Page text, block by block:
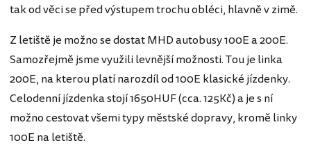
tak od věci se před výstupem trochu obléci, hlavně v zimě.
Z letiště je možno se dostat MHD autobusy 100E a 200E.
Samozřejmě jsme využili levnější možnosti. Tou je linka
200E, na kterou platí narozdíl od 100E klasické jízdenky.
Celodenní jízdenka stojí 1650HUF (cca. 125Kč) a je s ní
možno cestovat všemi typy městské dopravy, kromě linky
100E na letiště.